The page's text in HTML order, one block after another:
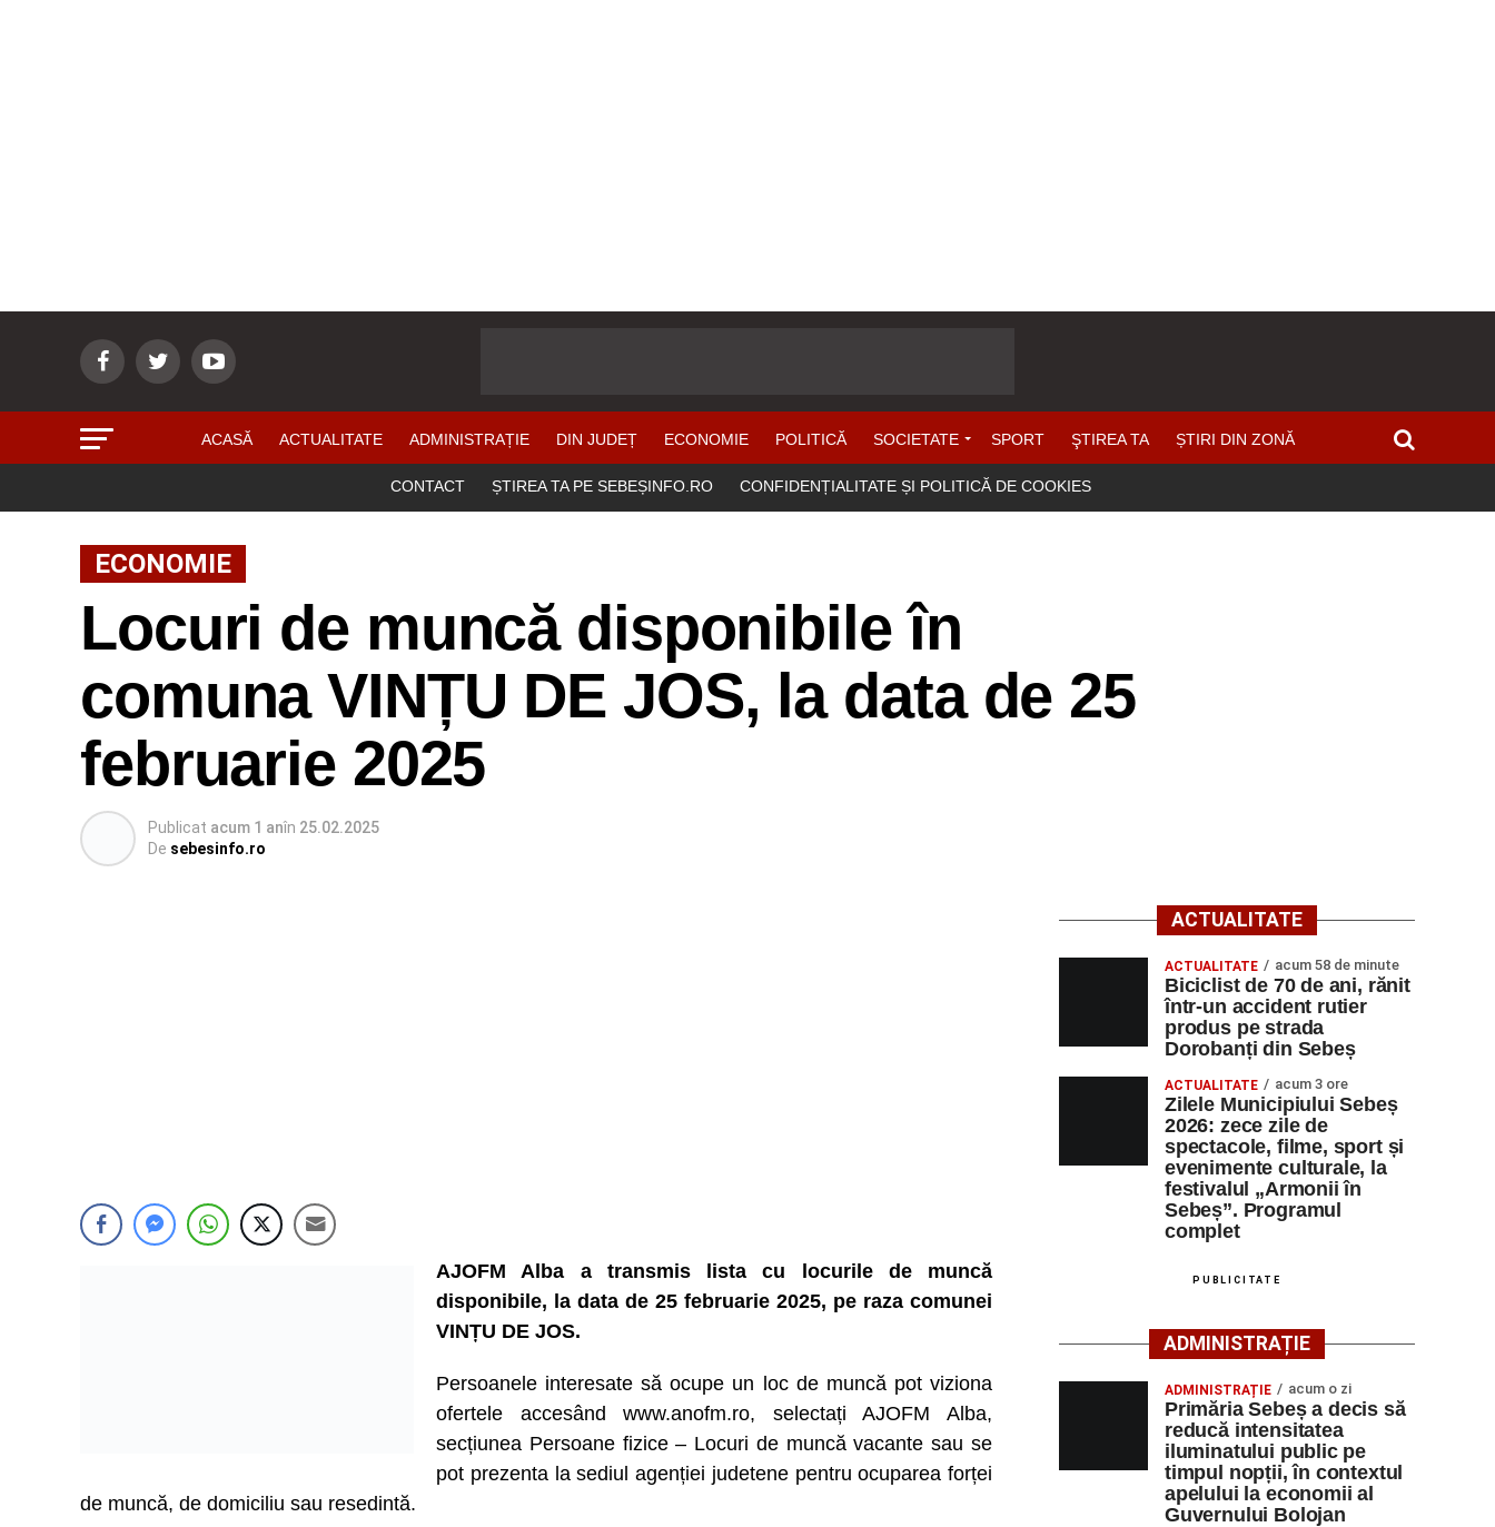
ACASĂ ACTUALITATE ADMINISTRAȚIE DIN JUDEȚ ECONOMIE POLITICĂ SOCIETATE SPORT ŞTIREA TA ȘTIRI DIN ZONĂ
CONTACT ȘTIREA TA PE SEBEȘINFO.RO CONFIDENȚIALITATE ȘI POLITICĂ DE COOKIES
ECONOMIE
Locuri de muncă disponibile în
comuna VINȚU DE JOS, la data de 25
februarie 2025
Publicat acum 1 anîn 25.02.2025
De sebesinfo.ro
AJOFM Alba a transmis lista cu locurile de muncă
disponibile, la data de 25 februarie 2025, pe raza comunei
VINȚU DE JOS.
Persoanele interesate să ocupe un loc de muncă pot viziona
ofertele accesând www.anofm.ro, selectați AJOFM Alba,
secțiunea Persoane fizice – Locuri de muncă vacante sau se
pot prezenta la sediul agenției judetene pentru ocuparea forței
de muncă, de domiciliu sau resedintă.
ACTUALITATE
ACTUALITATE acum 58 de minute
Biciclist de 70 de ani, rănit
într-un accident rutier
produs pe strada
Dorobanți din Sebeș
ACTUALITATE acum 3 ore
Zilele Municipiului Sebeș
2026: zece zile de
spectacole, filme, sport și
evenimente culturale, la
festivalul „Armonii în
Sebeș”. Programul
complet
PUBLICITATE
ADMINISTRAȚIE
ADMINISTRAȚIE acum o zi
Primăria Sebeș a decis să
reducă intensitatea
iluminatului public pe
timpul nopții, în contextul
apelului la economii al
Guvernului Bolojan